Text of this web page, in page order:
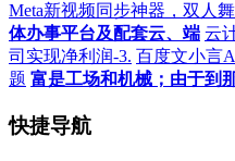
Meta新视频同步神器，双人
体办事平台及配套云、端 云
司实现净利润-3. 百度文小言
题 富是工场和机械；由于到
快捷导航